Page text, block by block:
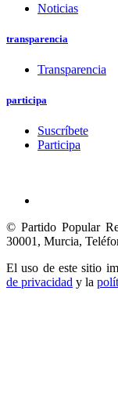
Noticias
transparencia
Transparencia
participa
Suscríbete
Participa
© Partido Popular
30001, Murcia,
El uso de este sitio
de privacidad y la